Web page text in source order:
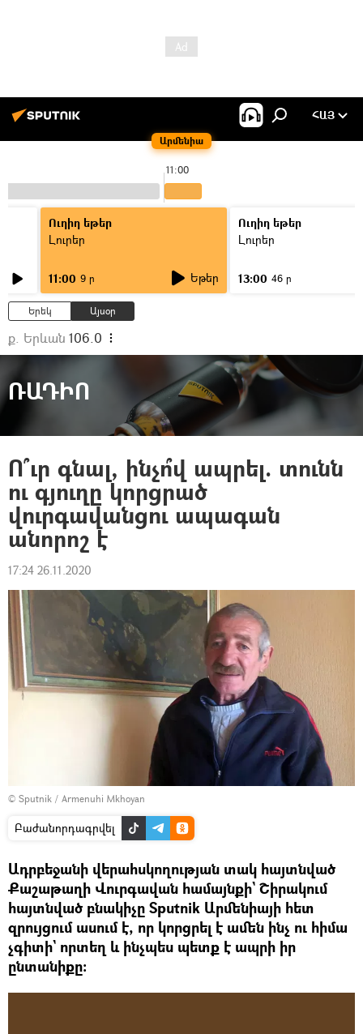
Արմենիա
ՀԱՅ
11:00
Ուղիղ եթեր
Լուրեր
11:00 9 ր Եթեր
Ուղիղ եթեր
Լուրեր
13:00 46 ր
Երեկ Այսօր
ք. Երևան 106.0
ՌԱԴԻՈ
Ո՞ւր գնալ, ինչո՞վ ապրել. տունն
ու գյուղը կորցրած
վուրգավանցու ապագան
անորոշ է
17:24 26.11.2020
© Sputnik / Armenuhi Mkhoyan
Բաժանորդագրվել
Ադրբեջանի վերահսկողության տակ հայտնված
Քաշաթաղի Վուրգավան համայնքի` Շիրակում
հայտնված բնակիչը Sputnik Արմենիայի հետ
զրույցում ասում է, որ կորցրել է ամեն ինչ ու հիմա
չգիտի` որտեղ և ինչպես պետք է ապրի իր
ընտանիքը։